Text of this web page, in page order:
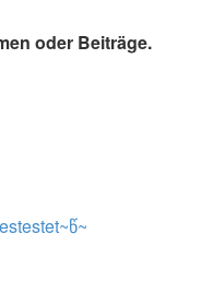
oder Beiträge.